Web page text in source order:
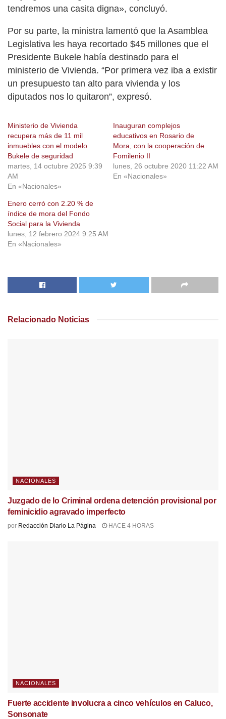
tendremos una casita digna», concluyó.
Por su parte, la ministra lamentó que la Asamblea
Legislativa les haya recortado $45 millones que el
Presidente Bukele había destinado para el
ministerio de Vivienda. “Por primera vez iba a existir
un presupuesto tan alto para vivienda y los
diputados nos lo quitaron”, expresó.
Ministerio de Vivienda
recupera más de 11 mil
inmuebles con el modelo
Bukele de seguridad
martes, 14 octubre 2025 9:39
AM
En «Nacionales»
Inauguran complejos
educativos en Rosario de
Mora, con la cooperación de
Fomilenio II
lunes, 26 octubre 2020 11:22 AM
En «Nacionales»
Enero cerró con 2.20 % de
índice de mora del Fondo
Social para la Vivienda
lunes, 12 febrero 2024 9:25 AM
En «Nacionales»
Relacionado Noticias
NACIONALES
Juzgado de lo Criminal ordena detención provisional por
feminicidio agravado imperfecto
por Redacción Diario La Página HACE 4 HORAS
NACIONALES
Fuerte accidente involucra a cinco vehículos en Caluco,
Sonsonate